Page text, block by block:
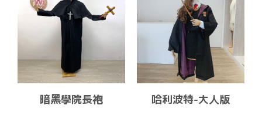
暗黑學院長袍 哈利波特-大人版